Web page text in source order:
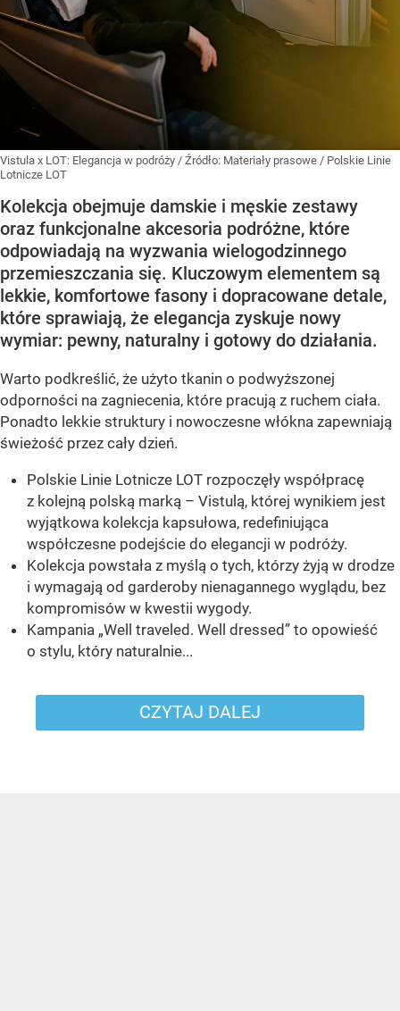
Vistula x LOT: Elegancja w podróży / Źródło: Materiały prasowe / Polskie Linie
Lotnicze LOT
Kolekcja obejmuje damskie i męskie zestawy
oraz funkcjonalne akcesoria podróżne, które
odpowiadają na wyzwania wielogodzinnego
przemieszczania się. Kluczowym elementem są
lekkie, komfortowe fasony i dopracowane detale,
które sprawiają, że elegancja zyskuje nowy
wymiar: pewny, naturalny i gotowy do działania.
Warto podkreślić, że użyto tkanin o podwyższonej
odporności na zagniecenia, które pracują z ruchem ciała.
Ponadto lekkie struktury i nowoczesne włókna zapewniają
świeżość przez cały dzień.
Polskie Linie Lotnicze LOT rozpoczęły współpracę
z kolejną polską marką – Vistulą, której wynikiem jest
wyjątkowa kolekcja kapsułowa, redefiniująca
współczesne podejście do elegancji w podróży.
Kolekcja powstała z myślą o tych, którzy żyją w drodze
i wymagają od garderoby nienagannego wyglądu, bez
kompromisów w kwestii wygody.
Kampania „Well traveled. Well dressed” to opowieść
o stylu, który naturalnie...
CZYTAJ DALEJ